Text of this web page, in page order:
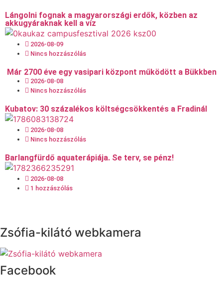
Lángolni fognak a magyarországi erdők, közben az
akkugyáraknak kell a víz
2026-08-09
Nincs hozzászólás
Már 2700 éve egy vasipari központ működött a Bükkben
2026-08-08
Nincs hozzászólás
Kubatov: 30 százalékos költségcsökkentés a Fradinál
2026-08-08
Nincs hozzászólás
Barlangfürdő aquaterápiája. Se terv, se pénz!
2026-08-08
1 hozzászólás
Zsófia-kilátó webkamera
Facebook